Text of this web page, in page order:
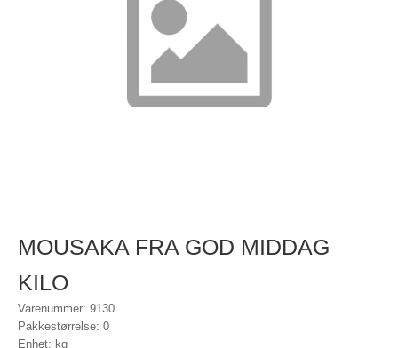
MOUSAKA FRA GOD MIDDAG
KILO
Varenummer: 9130
Pakkestørrelse: 0
Enhet: kg